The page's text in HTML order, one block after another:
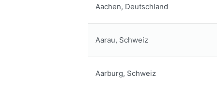
Aachen, Deutschland
Aarau, Schweiz
Aarburg, Schweiz